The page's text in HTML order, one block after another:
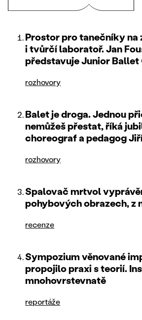
Prostor pro tanečníky
i tvůrčí laboratoř. Jan
představuje Junior
rozhovory
Balet je droga. Jednou
nemůžeš přestat, říká
choreograf a pedagog
rozhovory
Spalovač mrtvol
pohybových obrazech, z
recenze
Sympozium věnované
propojilo praxi s teorií.
mnohovrstevnatě
reportáže